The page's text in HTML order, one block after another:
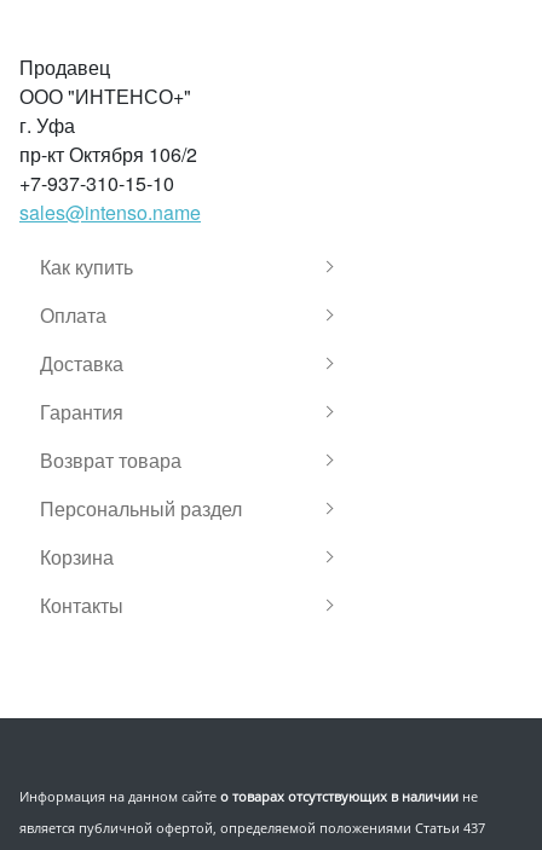
Продавец
ООО "ИНТЕНСО+"
г. Уфа
пр-кт Октября 106/2
+7-937-310-15-10
sales@intenso.name
Как купить
Оплата
Доставка
Гарантия
Возврат товара
Персональный раздел
Корзина
Контакты
Информация на данном сайте о товарах отсутствующих в наличии не
является публичной офертой, определяемой положениями Статьи 437